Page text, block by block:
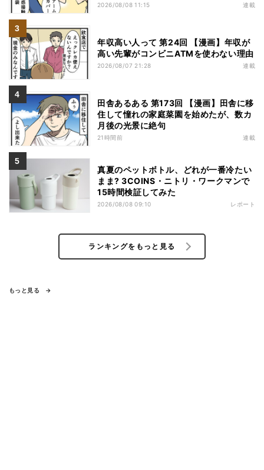
2026/08/08 11:15 連載
年収高い人って 第24回 【漫画】年収が
高い先輩がコンビニATMを使わない理由
2026/08/07 21:28 連載
田舎あるある 第173回 【漫画】田舎に移
住して憧れの家庭菜園を始めたが、数カ
月後の光景に絶句
21時間前 連載
真夏のペットボトル、どれが一番冷たい
まま? 3COINS・ニトリ・ワークマンで
15時間検証してみた
2026/08/08 09:10 レポート
ランキングをもっと見る
もっと見る